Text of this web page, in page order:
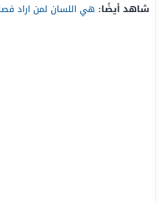
شاهد أيضًا: هي اللسان لمن اراد